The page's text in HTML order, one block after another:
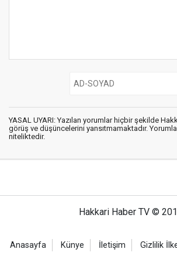
YASAL UYARI: Yazılan yorumlar hiçbir şekilde
görüş ve düşüncelerini yansıtmamaktadır.
niteliktedir.
Hakkari Haber TV ©
Anasayfa Künye İletişim Gizlilik